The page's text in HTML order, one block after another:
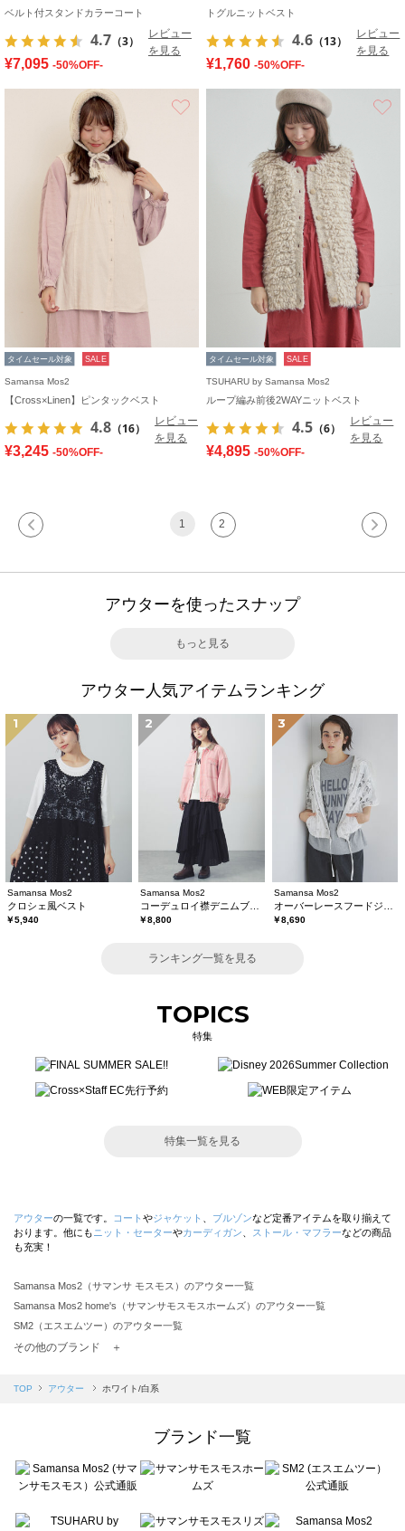
ベルト付スタンドカラーコート
4.7 （3）
レビュー
を見る
¥7,095 -50%OFF-
トグルニットベスト
4.6 （13）
レビュー
を見る
¥1,760 -50%OFF-
タイムセール対象 SALE
Samansa Mos2
【Cross×Linen】ピンタックベスト
4.8 （16）
レビュー
を見る
¥3,245 -50%OFF-
タイムセール対象 SALE
TSUHARU by Samansa Mos2
ループ編み前後2WAYニットベスト
4.5 （6）
レビュー
を見る
¥4,895 -50%OFF-
1 2
アウターを使ったスナップ
もっと見る
アウター人気アイテムランキング
1
Samansa Mos2
クロシェ風ベスト
￥5,940
2
Samansa Mos2
￥8,800
3
Samansa Mos2
￥8,690
ランキング一覧を見る
TOPICS
特集
特集一覧を見る
アウターの一覧です。 コート やジャケット ブルゾンなど定番アイテムを取り揃えて
おります。他にも ニット・セーターやカーディガン ストール・マフラーなどの商品
も充実！
Samansa Mos2（サマンサ モスモス）のアウター一覧
Samansa Mos2 home's（サマンサモスモスホームズ）のアウター一覧
SM2（エスエムツー）のアウター一覧
TSUHARU by Samansa Mos2（ツハルバイサマンサモスモス）のアウター一覧
Samansa Mos2 blue（サマンサモスモス ブルー）のアウター一覧
sō4ū（ソウフォーユー）のアウター一覧
Te chichi（テチチ）のアウター一覧
Te chichi CLASSIC（テチチ クラシック）のアウター一覧
Lugnoncure（ルノンキュール）のアウター一覧
その他のブランド ＋
TOP アウター ホワイト/白系
ブランド一覧